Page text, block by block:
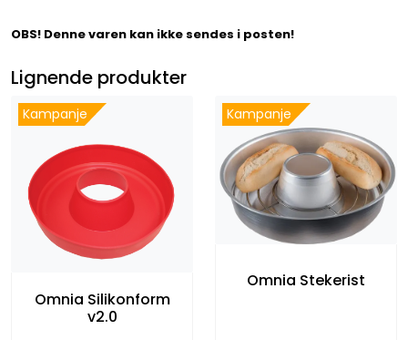
OBS! Denne varen kan ikke sendes i posten!
Lignende produkter
Kampanje
Omnia Silikonform
v2.0
Kampanje
Omnia Stekerist